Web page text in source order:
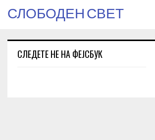
СЛОБОДЕН СВЕТ
СЛЕДЕТЕ НЕ НА ФЕЈСБУК